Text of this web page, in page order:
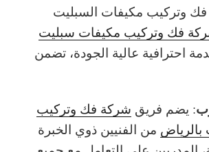
وتركيب مكيفات السبليت
فك وتركيب مكيفات سبليت
احترافية عالية الجودة، تضمن
: يضم فريق شركة فك وتركيب
من الفنيين ذوي الخبرة